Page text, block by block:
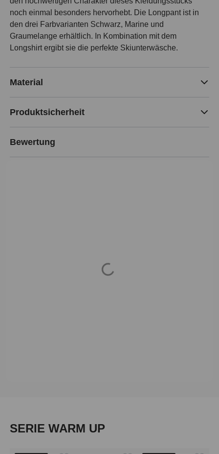
noch einmal besonders hervorhebt. Die Longpant ist in
den drei Farbvarianten Schwarz, Marine und
Graumelange erhältlich. In Kombination mit dem
Longshirt ergibt sie die perfekte Skiunterwäsche.
Material
Produktsicherheit
Bewertung
Loading...
Produktgalerie überspringen
SERIE WARM UP